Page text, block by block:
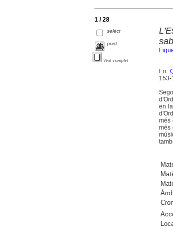
1 / 28
select
print
Text complet
En:
153-
en
més
més